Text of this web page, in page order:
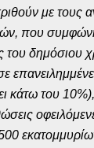
με τους
που
του δημόσιου
κάτω του